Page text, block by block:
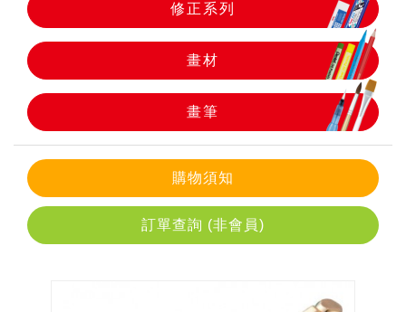
畫筆
修正系列
畫材
畫筆
購物須知
訂單查詢 (非會員)